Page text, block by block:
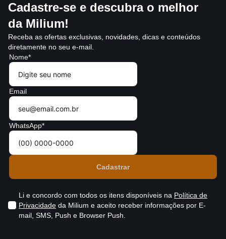
Cadastre-se e descubra o melhor
da Milium!
Receba as ofertas exclusivas, novidades, dicas e conteúdos
diretamente no seu e-mail.
Nome*
Email
WhatsApp*
Li e concordo com todos os itens disponíveis na Política de
Privacidade da Milium e aceito receber informações por E-
mail, SMS, Push e Browser Push.